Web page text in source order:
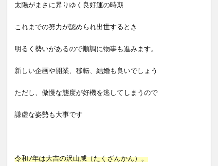
太陽がまさに昇りゆく良好運の時期
これまでの努力が認められ出世するとき
明るく勢いがあるので順調に物事も進みます。
新しい企画や開業、移転、結婚も良いでしょう
ただし、傲慢な態度が好機を逃してしまうので
謙虚な姿勢も大事です
令和7年は大吉の沢山咸（たくざんかん）。